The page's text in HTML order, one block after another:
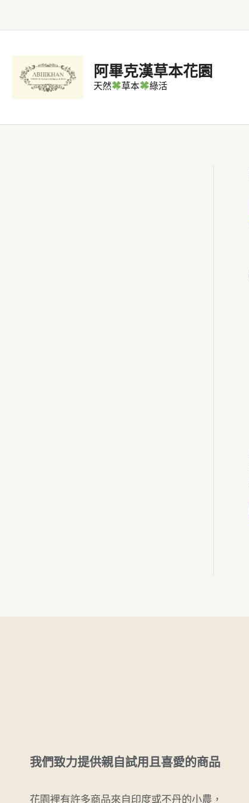
阿畢克漢草本花園
天然 草本 綠活
我們致力提供親自試用且喜愛的商品
花園裡有許多商品來自印度或不丹的小農，